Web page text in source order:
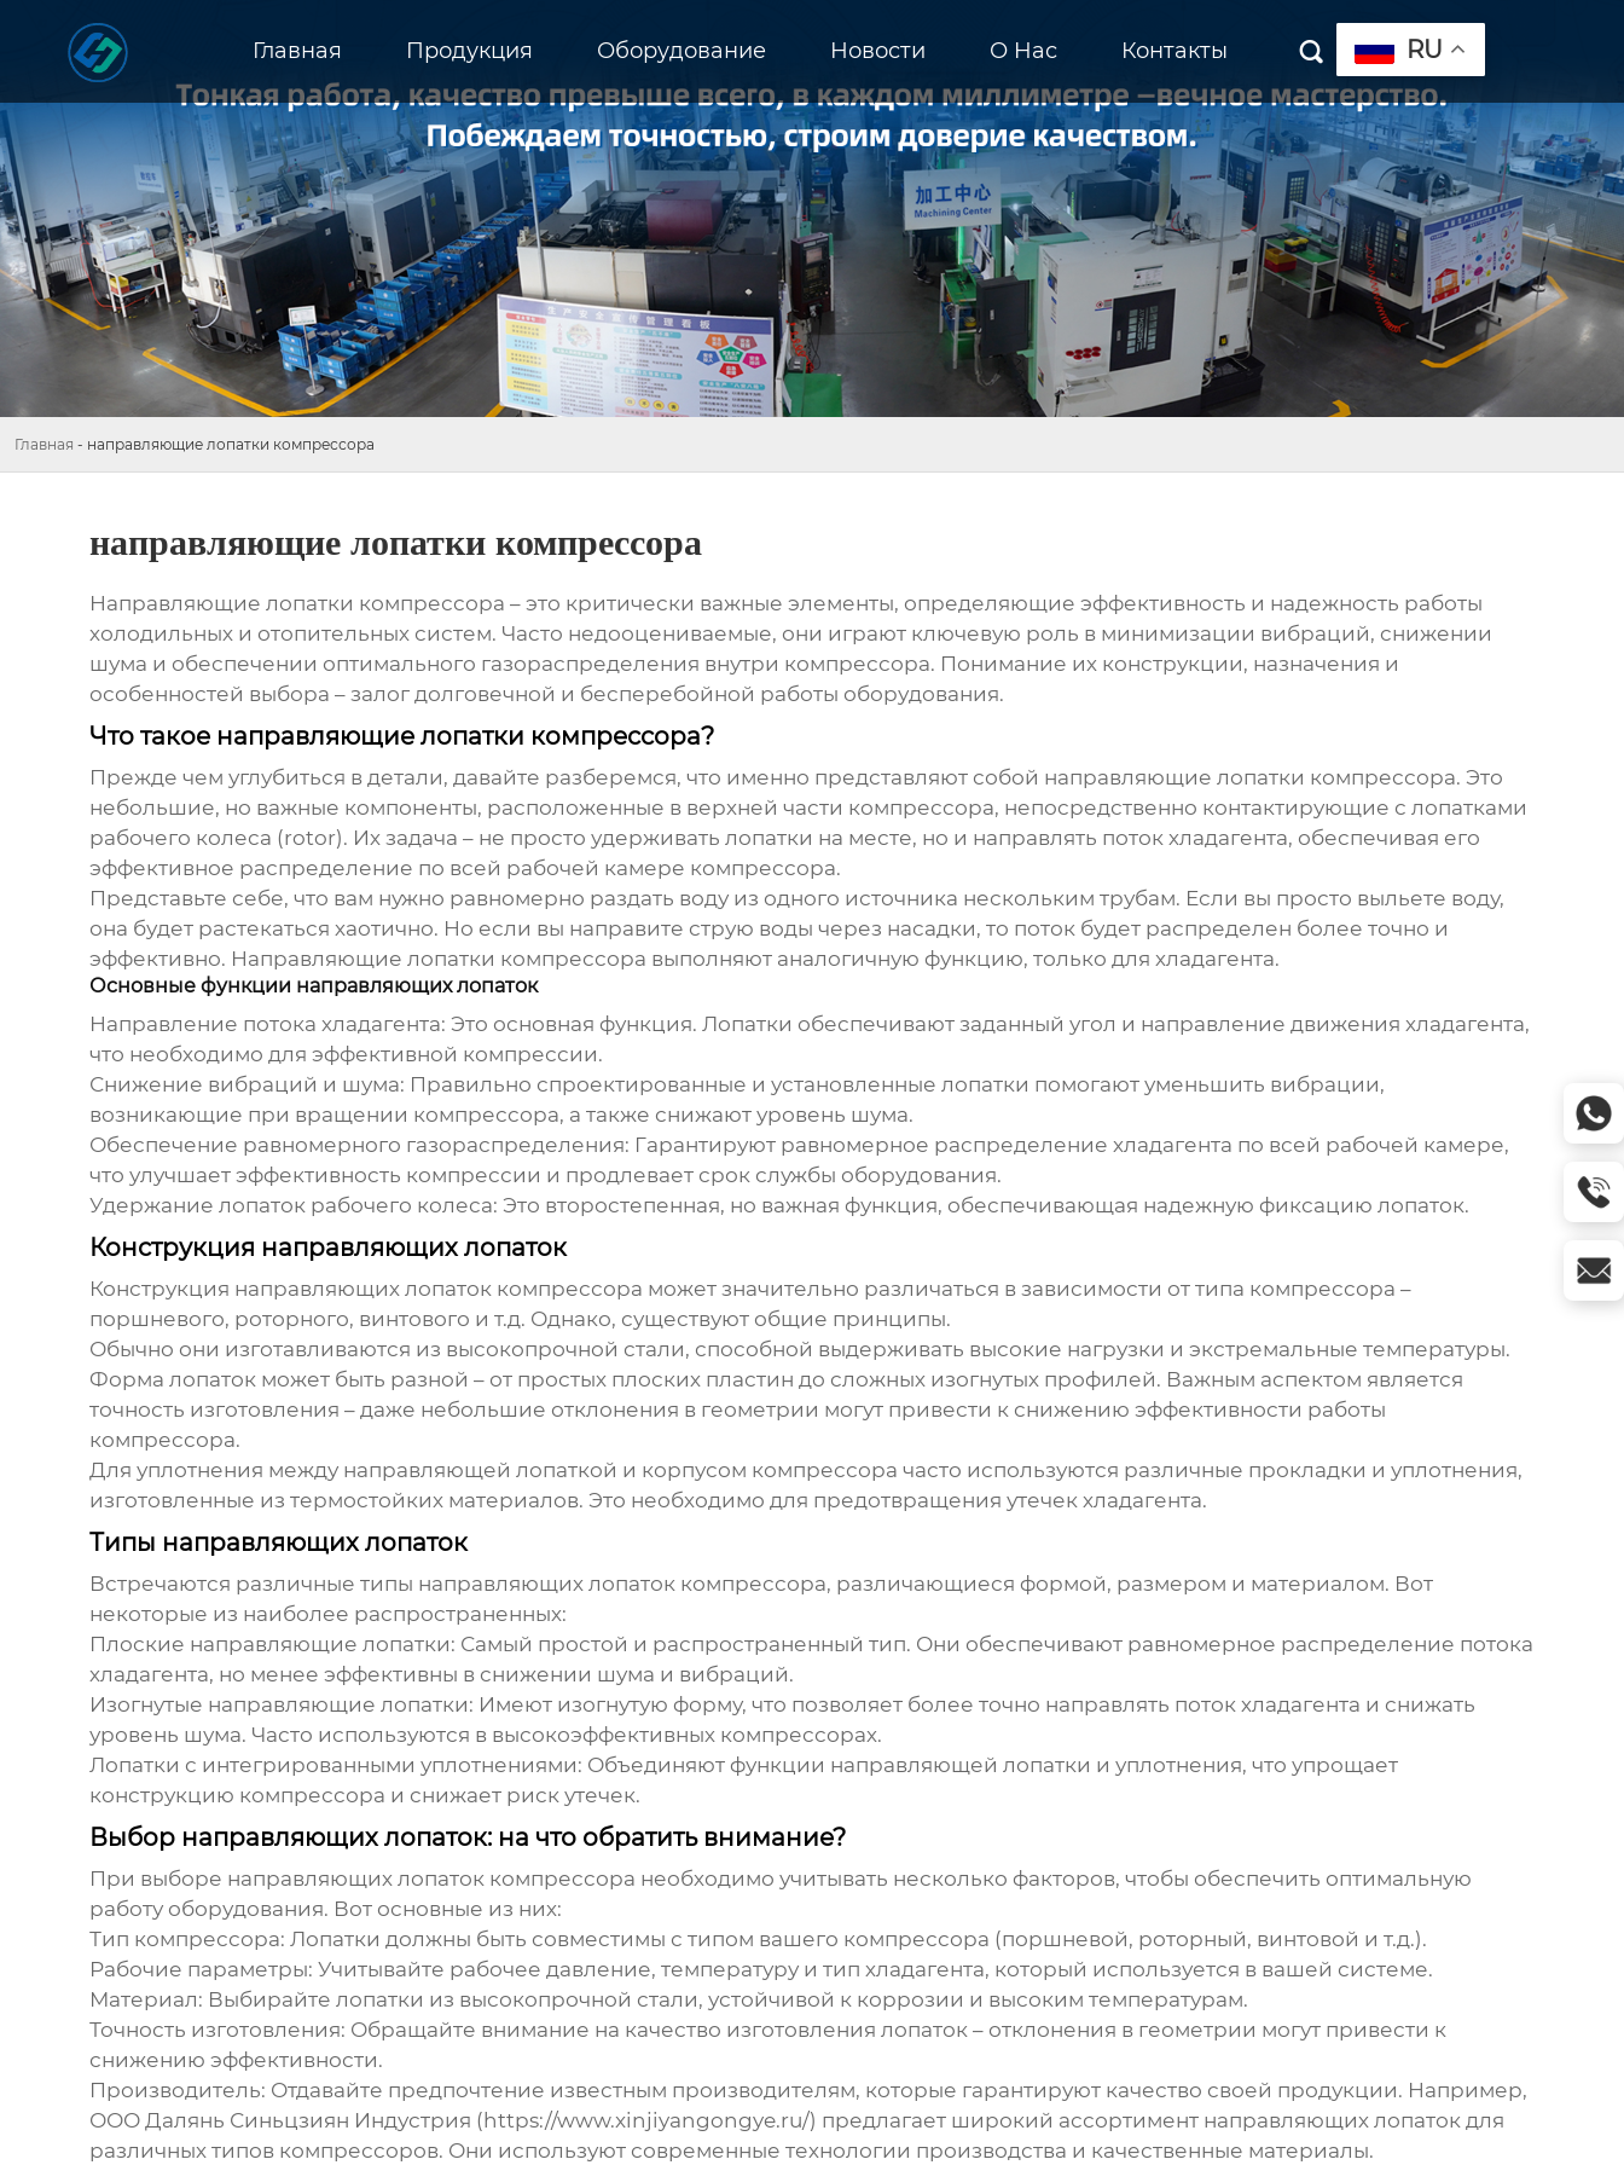
Главная Продукция Оборудование Новости О Hас Контакты  RU
Главная - направляющие лопатки компрессора
направляющие лопатки компрессора
Направляющие лопатки компрессора – это критически важные элементы, определяющие эффективность и надежность работы
холодильных и отопительных систем. Часто недооцениваемые, они играют ключевую роль в минимизации вибраций, снижении
шума и обеспечении оптимального газораспределения внутри компрессора. Понимание их конструкции, назначения и
особенностей выбора – залог долговечной и бесперебойной работы оборудования.
Что такое направляющие лопатки компрессора?
Прежде чем углубиться в детали, давайте разберемся, что именно представляют собой направляющие лопатки компрессора. Это
небольшие, но важные компоненты, расположенные в верхней части компрессора, непосредственно контактирующие с лопатками
рабочего колеса (rotor). Их задача – не просто удерживать лопатки на месте, но и направлять поток хладагента, обеспечивая его
эффективное распределение по всей рабочей камере компрессора.
Представьте себе, что вам нужно равномерно раздать воду из одного источника нескольким трубам. Если вы просто выльете воду,
она будет растекаться хаотично. Но если вы направите струю воды через насадки, то поток будет распределен более точно и
эффективно. Направляющие лопатки компрессора выполняют аналогичную функцию, только для хладагента.
Основные функции направляющих лопаток
Направление потока хладагента: Это основная функция. Лопатки обеспечивают заданный угол и направление движения хладагента,
что необходимо для эффективной компрессии.
Снижение вибраций и шума: Правильно спроектированные и установленные лопатки помогают уменьшить вибрации,
возникающие при вращении компрессора, а также снижают уровень шума.
Обеспечение равномерного газораспределения: Гарантируют равномерное распределение хладагента по всей рабочей камере,
что улучшает эффективность компрессии и продлевает срок службы оборудования.
Удержание лопаток рабочего колеса: Это второстепенная, но важная функция, обеспечивающая надежную фиксацию лопаток.
Конструкция направляющих лопаток
Конструкция направляющих лопаток компрессора может значительно различаться в зависимости от типа компрессора –
поршневого, роторного, винтового и т.д. Однако, существуют общие принципы.
Обычно они изготавливаются из высокопрочной стали, способной выдерживать высокие нагрузки и экстремальные температуры.
Форма лопаток может быть разной – от простых плоских пластин до сложных изогнутых профилей. Важным аспектом является
точность изготовления – даже небольшие отклонения в геометрии могут привести к снижению эффективности работы
компрессора.
Для уплотнения между направляющей лопаткой и корпусом компрессора часто используются различные прокладки и уплотнения,
изготовленные из термостойких материалов. Это необходимо для предотвращения утечек хладагента.
Типы направляющих лопаток
Встречаются различные типы направляющих лопаток компрессора, различающиеся формой, размером и материалом. Вот
некоторые из наиболее распространенных:
Плоские направляющие лопатки: Самый простой и распространенный тип. Они обеспечивают равномерное распределение потока
хладагента, но менее эффективны в снижении шума и вибраций.
Изогнутые направляющие лопатки: Имеют изогнутую форму, что позволяет более точно направлять поток хладагента и снижать
уровень шума. Часто используются в высокоэффективных компрессорах.
Лопатки с интегрированными уплотнениями: Объединяют функции направляющей лопатки и уплотнения, что упрощает
конструкцию компрессора и снижает риск утечек.
Выбор направляющих лопаток: на что обратить внимание?
При выборе направляющих лопаток компрессора необходимо учитывать несколько факторов, чтобы обеспечить оптимальную
работу оборудования. Вот основные из них:
Тип компрессора: Лопатки должны быть совместимы с типом вашего компрессора (поршневой, роторный, винтовой и т.д.).
Рабочие параметры: Учитывайте рабочее давление, температуру и тип хладагента, который используется в вашей системе.
Материал: Выбирайте лопатки из высокопрочной стали, устойчивой к коррозии и высоким температурам.
Точность изготовления: Обращайте внимание на качество изготовления лопаток – отклонения в геометрии могут привести к
снижению эффективности.
Производитель: Отдавайте предпочтение известным производителям, которые гарантируют качество своей продукции. Например,
ООО Далянь Синьцзиян Индустрия (https://www.xinjiyangongye.ru/) предлагает широкий ассортимент направляющих лопаток для
различных типов компрессоров. Они используют современные технологии производства и качественные материалы.